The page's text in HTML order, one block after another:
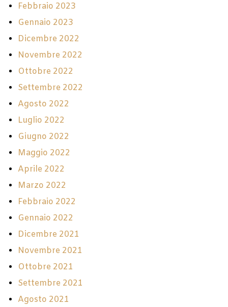
Febbraio 2023
Gennaio 2023
Dicembre 2022
Novembre 2022
Ottobre 2022
Settembre 2022
Agosto 2022
Luglio 2022
Giugno 2022
Maggio 2022
Aprile 2022
Marzo 2022
Febbraio 2022
Gennaio 2022
Dicembre 2021
Novembre 2021
Ottobre 2021
Settembre 2021
Agosto 2021